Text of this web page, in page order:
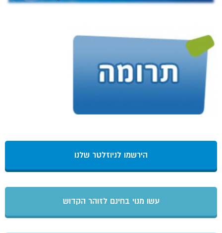
הירשמו לניוזלטר שלנו
עשו מנוי בחינם לזוהר הקדוש